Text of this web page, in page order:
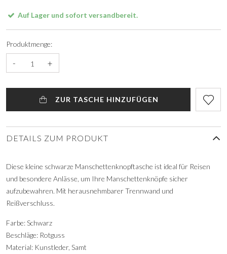
Auf Lager und sofort versandbereit.
Produktmenge:
- +
ZUR TASCHE HINZUFÜGEN
DETAILS ZUM PRODUKT
Diese kleine schwarze Manschettenknopftasche ist ideal für Reisen
und besondere Anlässe, um Ihre Manschettenknöpfe sicher
aufzubewahren. Mit herausnehmbarer Trennwand und
Reißverschluss.
Farbe: Schwarz
Beschläge: Rotguss
Material: Kunstleder, Samt